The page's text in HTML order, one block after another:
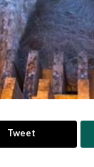
Tweet